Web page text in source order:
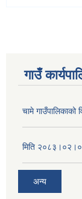
गाउँ
चामे
मिति
अन्य